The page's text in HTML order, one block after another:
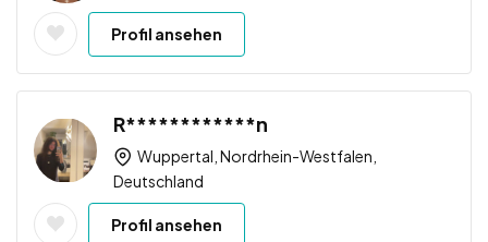
Profil ansehen
R************n
Wuppertal, Nordrhein-Westfalen,
Deutschland
Profil ansehen